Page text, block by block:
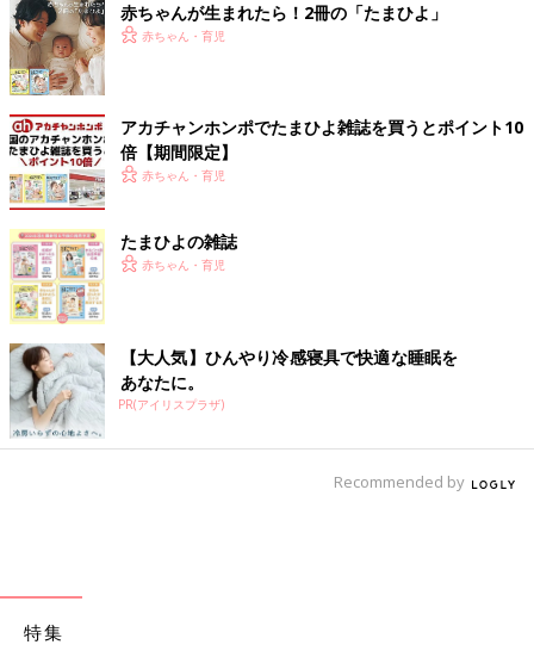
すい環境を整えることが大切だそうです。お部屋の環境づくりで
北川さんが実践しているのはどんなことですか？
北川 わが家は子どもが自分で下着や服を選んで着替えられるよ
うに、二男と三男の服をオープン棚に収納しています。最近三男
の衣類が増えたため、二男の服をほかの場所に移動する必要が出
てきました。そこで、「二男の服は長男と同じところに変えても
いい？」と聞いたら「いいよ」と言ってくれたので、「一緒に運
き場所はここにしたほうがいいよね？」と提案してくれるように
なったんです。自分の意見で環境を変えられるとわかって、子ど
もが主体的に動く力が育ち、自信になったんだと思います。
――長男は来年小学校入学だそうですが、入学に向けて準備して
いることはありますか？
北川 小学校入学に向けて、自分でものの管理ができるように練
習しています。長男はものの準備が少し苦手なタイプ。「あれ、
かばんに入れた？」と聞くと、「きっと入れたよ、たぶん入れ
うね」と言うよりも、毎日の確認を習慣化したほうが「これがな
赤ちゃんが生まれたら！2冊の「たまひよ」
赤ちゃん・育児
アカチャンホンポでたまひよ雑誌を買うとポイント10
倍【期間限定】
赤ちゃん・育児
たまひよの雑誌
赤ちゃん・育児
【大人気】ひんやり冷感寝具で快適な睡眠を
あなたに。
PR(アイリスプラザ)
Recommended by
特集